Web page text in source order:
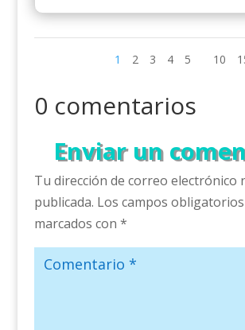
1 2 3 4 5 10
0 comentarios
Enviar un
Tu dirección de correo electrónico
publicada. Los campos
marcados con *